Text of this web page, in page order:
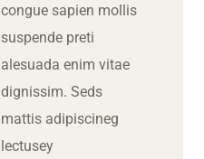
congue sapien mollis
suspende preti
alesuada enim vitae
dignissim. Seds
mattis adipiscineg
lectusey